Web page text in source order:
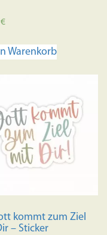
€
Warenkorb
kommt zum Ziel
– Sticker